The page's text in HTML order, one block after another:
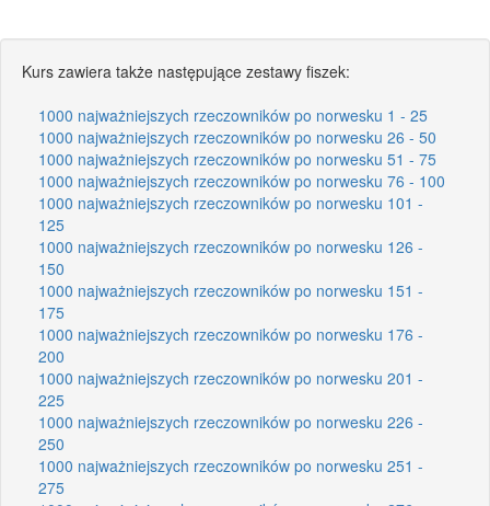
Kurs zawiera także następujące zestawy fiszek:
1000 najważniejszych rzeczowników po norwesku 1 - 25
1000 najważniejszych rzeczowników po norwesku 26 - 50
1000 najważniejszych rzeczowników po norwesku 51 - 75
1000 najważniejszych rzeczowników po norwesku 76 - 100
1000 najważniejszych rzeczowników po norwesku 101 -
125
1000 najważniejszych rzeczowników po norwesku 126 -
150
1000 najważniejszych rzeczowników po norwesku 151 -
175
1000 najważniejszych rzeczowników po norwesku 176 -
200
1000 najważniejszych rzeczowników po norwesku 201 -
225
1000 najważniejszych rzeczowników po norwesku 226 -
250
1000 najważniejszych rzeczowników po norwesku 251 -
275